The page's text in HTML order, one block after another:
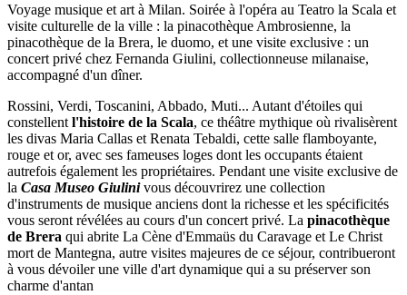
Voyage musique et art à Milan. Soirée à l'opéra au Teatro la Scala et
visite culturelle de la ville : la pinacothèque Ambrosienne, la
pinacothèque de la Brera, le duomo, et une visite exclusive : un
concert privé chez Fernanda Giulini, collectionneuse milanaise,
accompagné d'un dîner.
Rossini, Verdi, Toscanini, Abbado, Muti... Autant d'étoiles qui
constellent l'histoire de la Scala, ce théâtre mythique où rivalisèrent
les divas Maria Callas et Renata Tebaldi, cette salle flamboyante,
rouge et or, avec ses fameuses loges dont les occupants étaient
autrefois également les propriétaires. Pendant une visite exclusive de
la Casa Museo Giulinivous découvrirez une collection
d'instruments de musique anciens dont la richesse et les spécificités
vous seront révélées au cours d'un concert privé. La pinacothèque
de Brera qui abrite La Cène d'Emmaüs du Caravage et Le Christ
mort de Mantegna, autre visites majeures de ce séjour, contribueront
à vous dévoiler une ville d'art dynamique qui a su préserver son
charme d'antan